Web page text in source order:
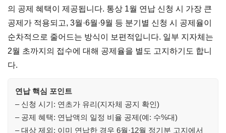
의 공제 혜택이 제공됩니다. 통상 1월 연납 신청 시 가장 큰
공제가 적용되고, 3월·6월·9월 등 분기별 신청 시 공제율이
순차적으로 줄어드는 방식이 보편적입니다. 일부 지자체는
2월 초까지의 접수에 대해 공제율을 별도 고지하기도 합니
다.
연납 핵심 포인트
– 신청 시기: 연초가 유리(지자체 공지 확인)
– 공제 혜택: 연납액의 일정 비율 공제(예: 수%대)
– 대상 제외: 이미 연납한 경우 6월·12월 정기분 고지에서